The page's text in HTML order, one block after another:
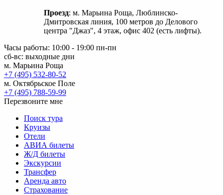
Проезд: м. Марьина Роща, Люблинско-
Дмитровская линия, 100 метров до Делового
центра "Джаз", 4 этаж, офис 402 (есть лифты).
Часы работы: 10:00 - 19:00 пн-пн
сб-вс: выходные дни
м. Марьина Роща
+7 (495) 532-80-52
м. Октябрьское Поле
+7 (495) 788-59-99
Перезвоните мне
Поиск тура
Круизы
Отели
АВИА билеты
Ж/Д билеты
Экскурсии
Трансфер
Аренда авто
Страхование